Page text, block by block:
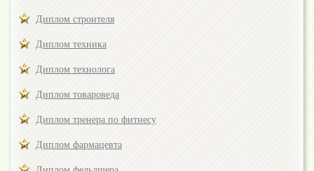
Диплом строителя
Диплом техника
Диплом технолога
Диплом товароведа
Диплом тренера по фитнесу
Диплом фармацевта